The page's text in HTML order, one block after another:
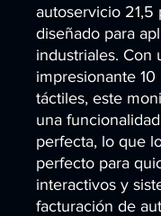
autoservicio 21,5
diseñado para
industriales. Con
impresionante 10
táctiles, este
una
perfecta, lo que
perfecto para
interactivos y
facturación de